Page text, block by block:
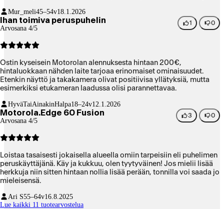
Mur_meli45–54v18.1.2026
Ihan toimiva peruspuhelin
Arvosana 4/5
1 0
Ostin kyseisein Motorolan alennuksesta hintaan 200€,
hintaluokkaan nähden laite tarjoaa erinomaiset ominaisuudet.
Etenkin näyttö ja takakamera olivat positiivisa yllätyksiä, mutta
esimerkiksi etukameran laadussa olisi parannettavaa.
HyväTaiAinakinHalpa18–24v12.1.2026
Motorola.Edge 60 Fusion
Arvosana 4/5
3 0
Loistaa tasaisesti jokaisella alueella omiin tarpeisiin eli puhelimen
peruskäyttäjänä. Käy ja kukkuu, olen tyytyväinen! Jos mielii lisää
herkkuja niin sitten hintaan nollia lisää perään, tonnilla voi saada jo
mieleisensä.
Ari S55–64v16.8.2025
Lue kaikki 11 tuotearvostelua